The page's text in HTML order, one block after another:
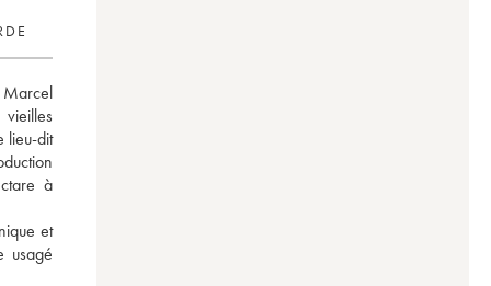
Marcel
lieu-dit
à
et
usagé